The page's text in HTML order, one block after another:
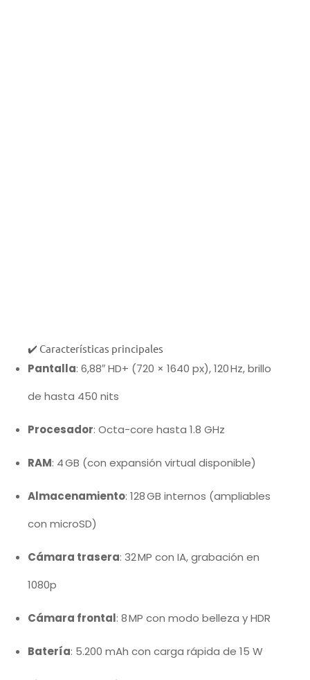
✔️ Características principales
Pantalla: 6,88″ HD+ (720 × 1640 px), 120 Hz, brillo
de hasta 450 nits
Procesador: Octa-core hasta 1.8 GHz
RAM: 4 GB (con expansión virtual disponible)
Almacenamiento: 128 GB internos (ampliables
con microSD)
Cámara trasera: 32 MP con IA, grabación en
1080p
Cámara frontal: 8 MP con modo belleza y HDR
Batería: 5.200 mAh con carga rápida de 15 W